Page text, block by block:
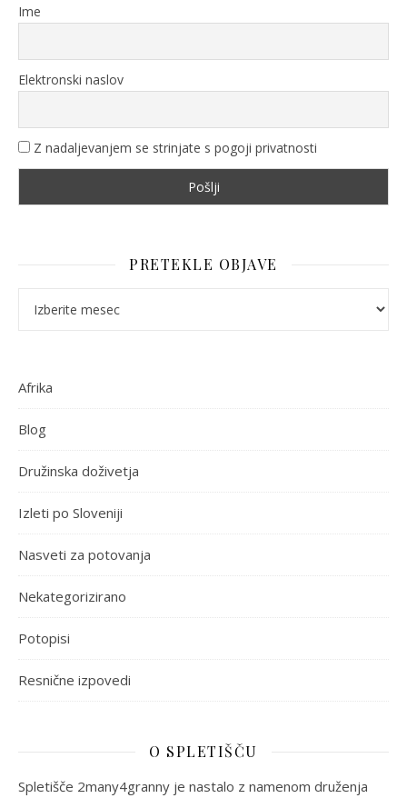
Ime
Elektronski naslov
Z nadaljevanjem se strinjate s pogoji privatnosti
PRETEKLE OBJAVE
Afrika
Blog
Družinska doživetja
Izleti po Sloveniji
Nasveti za potovanja
Nekategorizirano
Potopisi
Resnične izpovedi
O SPLETIŠČU
Spletišče 2many4granny je nastalo z namenom druženja